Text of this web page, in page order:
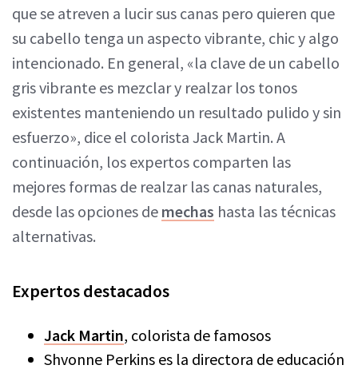
que se atreven a lucir sus canas pero quieren que
su cabello tenga un aspecto vibrante, chic y algo
intencionado. En general, «la clave de un cabello
gris vibrante es mezclar y realzar los tonos
existentes manteniendo un resultado pulido y sin
esfuerzo», dice el colorista Jack Martin. A
continuación, los expertos comparten las
mejores formas de realzar las canas naturales,
desde las opciones de mechas hasta las técnicas
alternativas.
Expertos destacados
Jack Martin, colorista de famosos
Shvonne Perkins es la directora de educación